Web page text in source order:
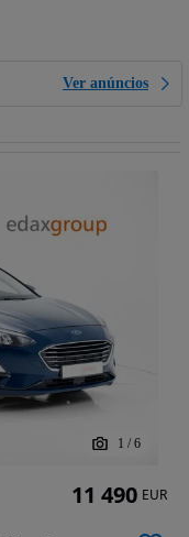
Ver anúncios
1 / 6
11 490 EUR